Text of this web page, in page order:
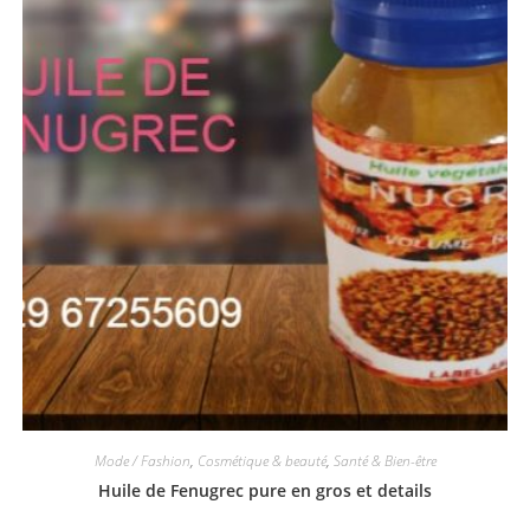
Mode / Fashion, Cosmétique & beauté, Santé & Bien-être
Huile de Fenugrec pure en gros et details